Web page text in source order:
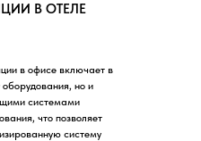
в офисе включает в
оборудования, но и
системами
что позволяет
систему
В ОТЕЛЕ